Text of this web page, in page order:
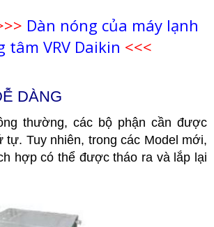
Dàn nóng của máy lạnh
tâm VRV Daikin <<<
DÀNG
thường, các bộ phận cần được
tự. Tuy nhiên, trong các Model mới,
hợp có thể được tháo ra và lắp lại